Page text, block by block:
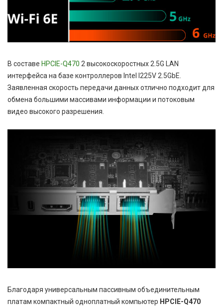
В составе HPCIE-Q470 2 высокоскоростных 2.5G LAN
интерфейса на базе контроллеров Intel I225V 2.5GbE.
Заявленная скорость передачи данных отлично подходит для
обмена большими массивами информации и потоковым
видео высокого разрешения.
Благодаря универсальным пассивным объединительным
платам компактный одноплатный компьютер HPCIE-Q470